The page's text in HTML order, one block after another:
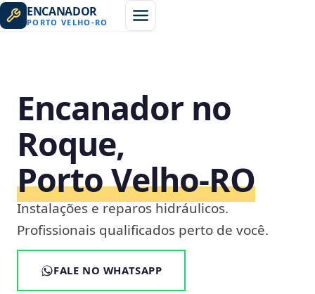
ENCANADOR
PORTO VELHO -RO
Encanador no
Roque,
Porto Velho‑RO
Instalações e reparos hidráulicos.
Profissionais qualificados perto de você.
FALE NO WHATSAPP